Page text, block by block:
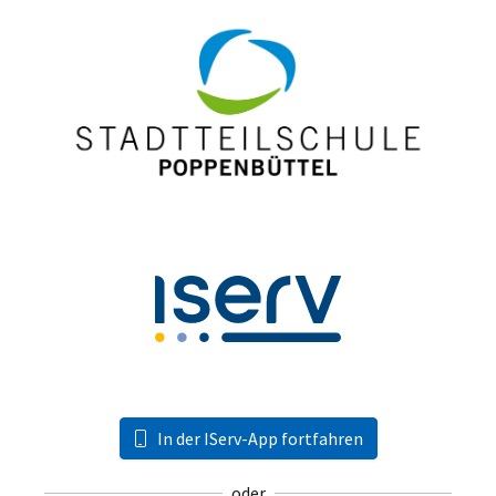
In der IServ-App fortfahren